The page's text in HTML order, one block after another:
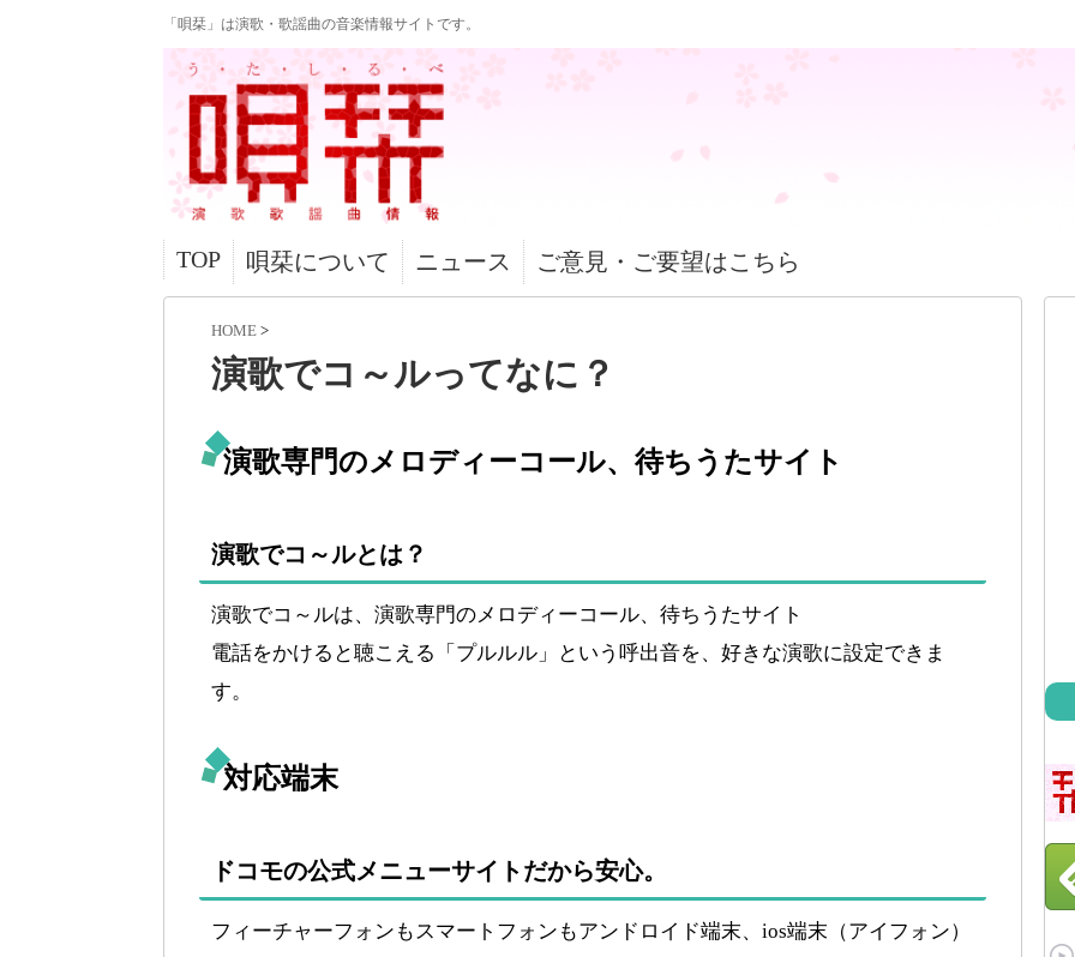
「唄栞」は演歌・歌謡曲の音楽情報サイトです。
TOP 唄栞について ニュース ご意見・ご要望はこちら
HOME >
演歌でコ～ルってなに？
演歌専門のメロディーコール、待ちうたサイト
演歌でコ～ルとは？
演歌でコ～ルは、演歌専門のメロディーコール、待ちうたサイト
電話をかけると聴こえる「プルルル」という呼出音を、好きな演歌に設定できま
す。
対応端末
ドコモの公式メニューサイトだから安心。
フィーチャーフォンもスマートフォンもアンドロイド端末、ios端末（アイフォン）